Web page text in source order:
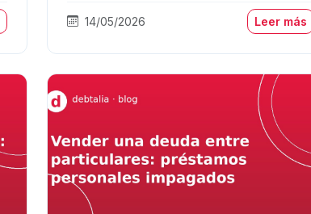
14/05/2026 Leer más